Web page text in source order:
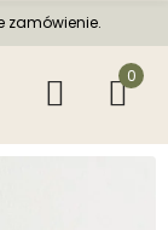
zamówienie.
0